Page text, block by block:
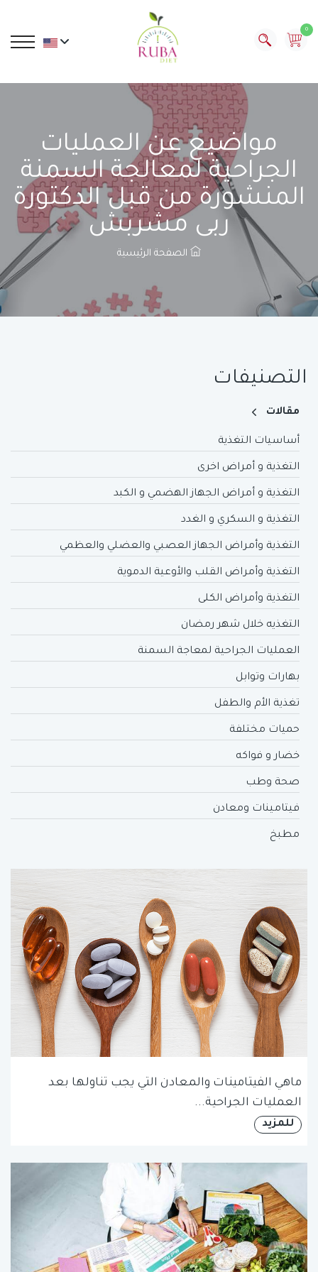
0
مواضيع عن العمليات
الجراحية لمعالجة السمنة
المنشورة من قبل الدكتورة
ربى مشربش
الصفحة الرئيسية
التصنيفات
مقالات
أساسيات التغذية
التغذية و أمراض اخرى
التغذية و أمراض الجهاز الهضمي و الكبد
التغذية و السكري و الغدد
التغذية وأمراض الجهاز العصبي والعضلي والعظمي
التغذية وأمراض القلب والأوعية الدموية
التغذية وأمراض الكلى
التغذيه خلال شهر رمضان
العمليات الجراحية لمعاجة السمنة
بهارات وتوابل
تغذية الأم والطفل
حميات مختلفة
خضار و فواكه
صحة وطب
فيتامينات ومعادن
مطبخ
ماهي الفيتامينات والمعادن التي يجب تناولها بعد
العمليات الجراحية...
للمزيد